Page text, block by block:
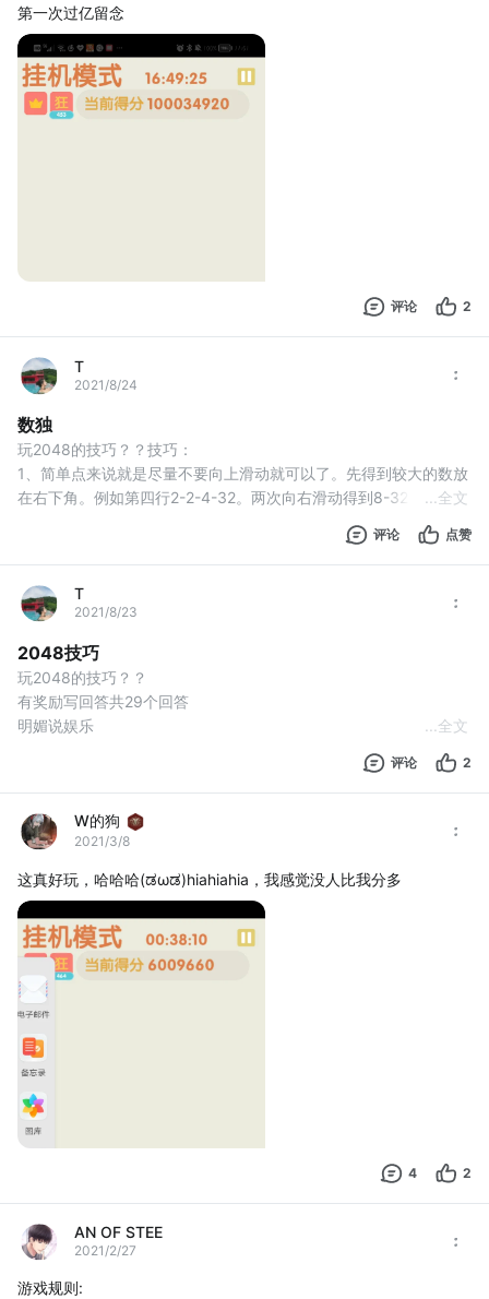
第一次过亿留念
评论 2
T
2021/8/24
数独
玩2048的技巧？？技巧：
1、简单点来说就是尽量不要向上滑动就可以了。先得到较大的数放
在右下角。例如第四行2-2-4-32。两次向右滑动得到8-32。然后在
上面肯定得到了2或4，向左滑动，放到左边，然后向下滑动，麻烦
点的例如得到4-2-8-32。此时需要考虑的就是在第三行第二个位置
得到1个2，然后向下合并再向右合并就可以得到16-32了。同理，
这样循环，小数不断积累得到更大的数。步骤越来越多而已
全文
评论 点赞
T
2021/8/23
2048技巧
玩2048的技巧？？
有奖励写回答共29个回答
明媚说娱乐
关注
成为第14655位粉丝
技巧：
1、简单点来说就是尽量不要向上滑动就可以了。先得到较大的数放
在右下角。例如第四行2-2-4-32。两次向右滑动得到8-32。然后在
上面肯定得到了2或4，向左滑动，放到左边，然后向下滑动，麻烦
点的例如得到4-2-8-32。此时需要考虑的就是在第三行第二个
全文
评论 2
W的狗
2021/3/8
这真好玩，哈哈哈(ಡωಡ)hiahiahia，我感觉没人比我分多
4 2
AN OF STEE
2021/2/27
游戏规则: